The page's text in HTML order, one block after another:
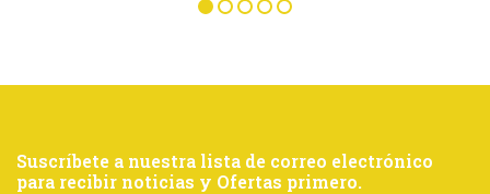
Suscríbete a nuestra lista de correo electrónico
para recibir noticias y Ofertas primero.